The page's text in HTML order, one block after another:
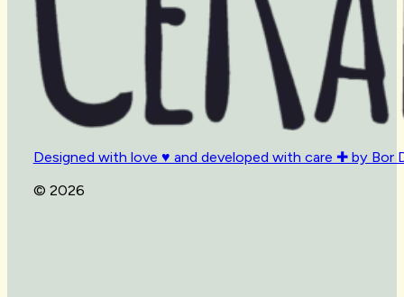
Designed with love ♥ and developed with care ✚ by Bor
© 2026